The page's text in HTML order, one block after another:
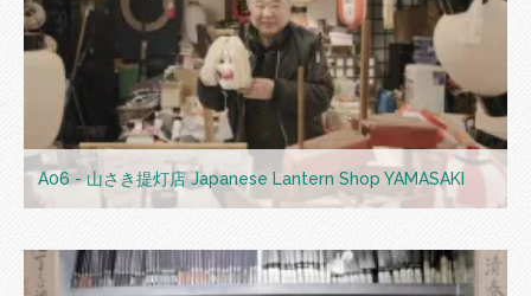
A06 - 山さき提灯店 Japanese Lantern Shop YAMASAKI